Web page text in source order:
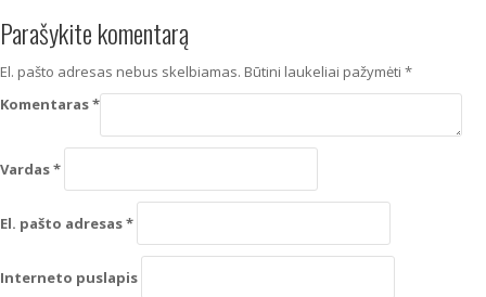
Parašykite komentarą
El. pašto adresas nebus skelbiamas. Būtini laukeliai pažymėti *
Komentaras*
Vardas*
El. pašto adresas*
Interneto puslapis